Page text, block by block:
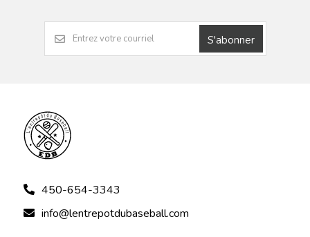
S'abonner
450-654-3343
info@lentrepotdubaseball.com